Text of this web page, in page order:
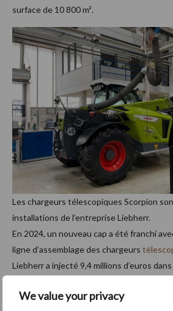
We value your privacy
surface de 10 800 m².
Les chargeurs télescopiques Scorpion
installations de l’entreprise Liebherr.
En 2024, un nouveau cap a été franchi
ligne d’assemblage des chargeurs
Liebherr a injecté 9,4 millions d’euros
construire jusqu’à 3 000 chargeurs